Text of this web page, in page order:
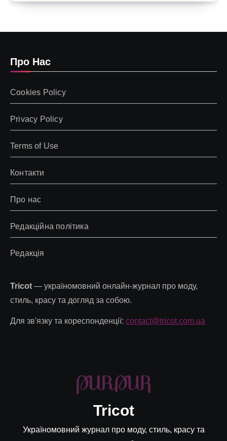
Про Нас
Cookies Policy
Privacy Policy
Terms of Use
Контакти
Про нас
Редакційна політика
Редакція
Tricot — україномовний онлайн-журнал про моду,
стиль, красу та догляд за собою.
Для зв'язку та кореспонденції: contact@tricot.com.ua
Tricot
Україномовний журнал про моду, стиль, красу та